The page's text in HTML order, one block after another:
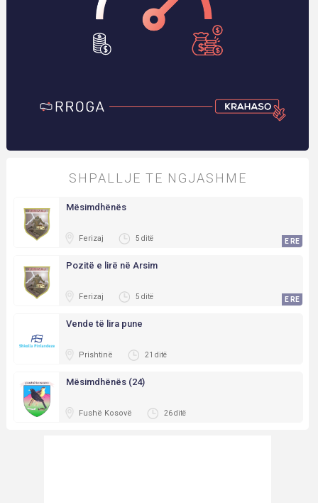
SHPALLJE TE NGJASHME
Mësimdhënës
Ferizaj 5 ditë E RE
Pozitë e lirë në Arsim
Ferizaj 5 ditë E RE
Vende të lira pune
Prishtinë 21 ditë
Mësimdhënës (24)
Fushë Kosovë 26 ditë